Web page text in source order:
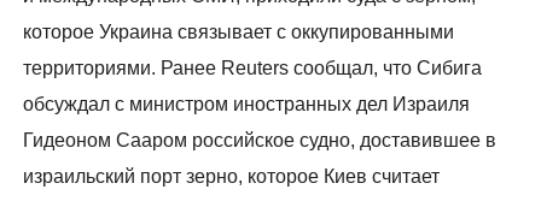
которое Украина связывает с оккупированными
территориями. Ранее Reuters сообщал, что Сибига
обсуждал с министром иностранных дел Израиля
Гидеоном Сааром российское судно, доставившее в
израильский порт зерно, которое Киев считает